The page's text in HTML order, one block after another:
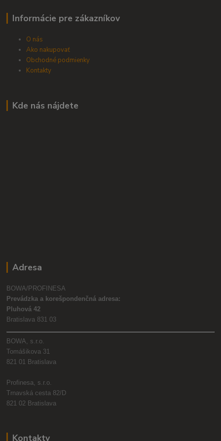
Informácie pre zákazníkov
O nás
Ako nakupovať
Obchodné podmienky
Kontakty
Kde nás nájdete
Adresa
BOWA/PROFINESA
Prevádzka a korešpondenčná adresa:
Pluhová 42
Bratislava 831 03
BOWA, s.r.o.
Tomášikova 31
821 01 Bratislava
Profinesa, s.r.o.
Trnavská cesta 82/D
821 02 Bratislava
Kontakty